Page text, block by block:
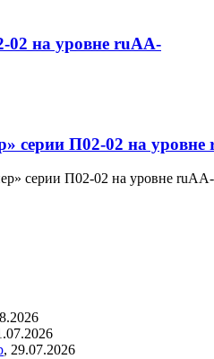
02 на уровне ruAA-
серии П02-02 на
серии П02-02 на уровне
, 29.07.2026